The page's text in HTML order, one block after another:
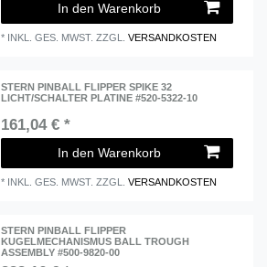
In den Warenkorb
* INKL. GES. MWST. ZZGL.VERSANDKOSTEN
STERN PINBALL FLIPPER SPIKE 32
LICHT/SCHALTER PLATINE #520-5322-10
161,04 € *
In den Warenkorb
* INKL. GES. MWST. ZZGL.VERSANDKOSTEN
STERN PINBALL FLIPPER
KUGELMECHANISMUS BALL TROUGH
ASSEMBLY #500-9820-00